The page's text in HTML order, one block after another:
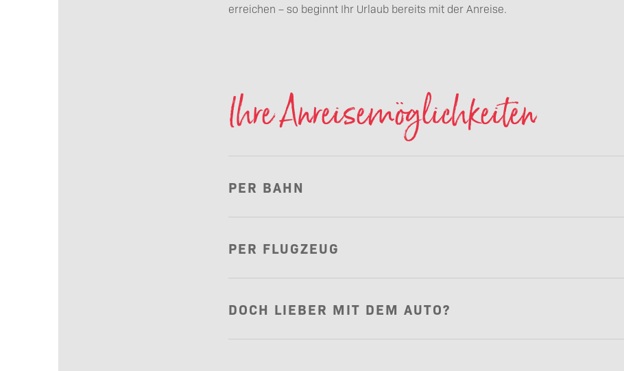
erreichen – so beginnt Ihr Urlaub bereits mit der Anreise.
Ihre Anreisemöglichkeiten
PER BAHN
PER FLUGZEUG
DOCH LIEBER MIT DEM AUTO?